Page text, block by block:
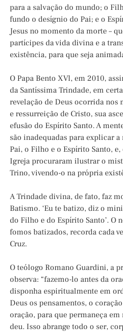
para a salvação do mundo; o
fundo o desígnio do Pai; e o
Jesus no momento da morte –
partícipes da vida divina e a
existência, para que seja
O Papa Bento XVl, em 2010,
da Santíssima Trindade, em
revelação de Deus ocorrida nos
e ressurreição de Cristo, sua
efusão do Espírito Santo. A
são inadequadas para explicar
Pai, o Filho e o Espírito Santo,
Igreja procuraram ilustrar o
Trino, vivendo-o na própria
A Trindade divina, de fato, faz
Batismo. ‘Eu te batizo, diz o
do Filho e do Espírito Santo’. O
fomos batizados, recorda cada
Cruz.
O teólogo Romano Guardini, a
observa: “fazemo-lo antes da
disponha espiritualmente em
Deus os pensamentos, o
oração, para que permaneça
deu. Isso abrange todo o ser,